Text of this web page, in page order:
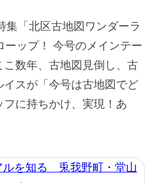
「北区古地図ワンダーラ
ーップ！ 今号のメインテー
数年、古地図見倒し、古
スが「今号は古地図でど
に持ちかけ、実現！あ